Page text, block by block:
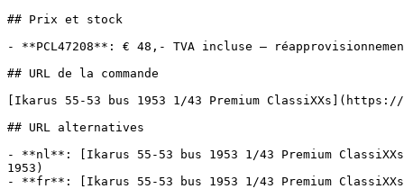
## Prix et stock
- **PCL47208**: € 48,- TVA incluse —
## URL de la commande
[Ikarus 55-53 bus 1953 1/43 Premium
## URL alternatives
- **nl**: [Ikarus 55-53 bus 1953 1/43 Premium
1953)
- **fr**: [Ikarus 55-53 bus 1953 1/43 Premium